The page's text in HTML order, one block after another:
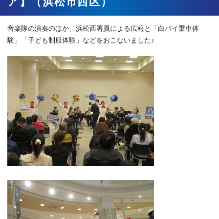
音楽隊の演奏のほか、浜松西署員による広報と「白バイ乗車体
験」「子ども制服体験」などをおこないました♪